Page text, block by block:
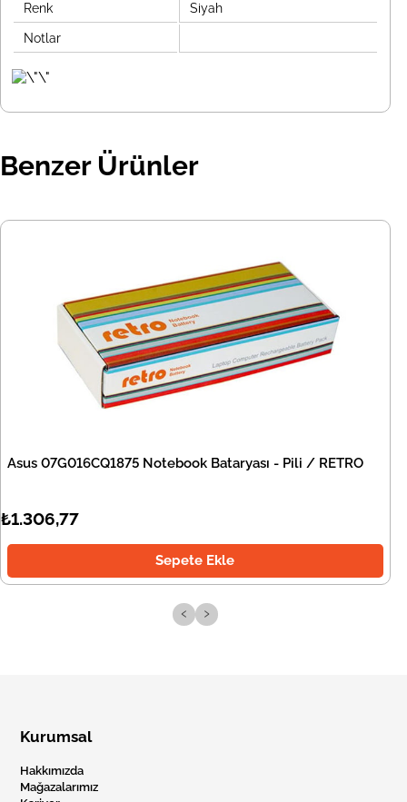
Renk Siyah
Notlar
Benzer Ürünler
Asus 07G016CQ1875 Notebook Bataryası - Pili / RETRO
₺1.306,77
Sepete Ekle
‹ ›
Kurumsal
Hakkımızda
Mağazalarımız